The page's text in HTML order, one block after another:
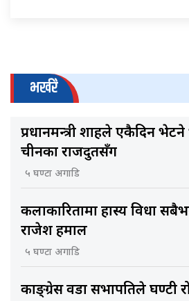
भर्खरै
प्रधानमन्त्री शाहले एकैदिन
चीनका राजदुतसँग
५ घण्टा अगाडि
कलाकारितामा हास्य विधा
राजेश हमाल
५ घण्टा अगाडि
काङ्ग्रेस वडा सभापतिले घण्टी